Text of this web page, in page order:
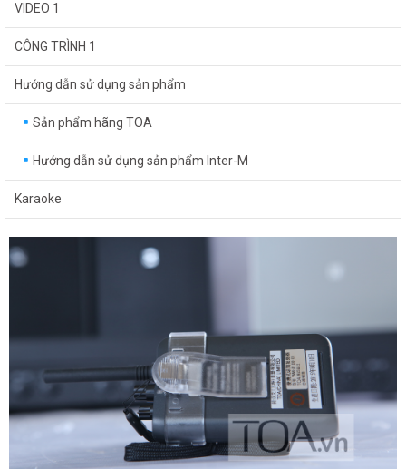
VIDEO 1
CÔNG TRÌNH 1
Hướng dẫn sử dụng sản phẩm
Sản phẩm hãng TOA
Hướng dẫn sử dụng sản phẩm Inter-M
Karaoke